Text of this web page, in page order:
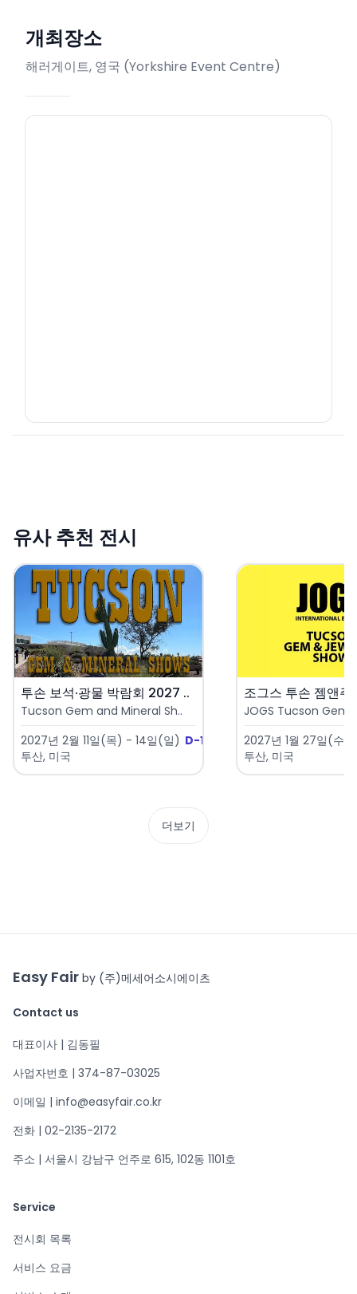
개최장소
해러게이트, 영국 (Yorkshire Event Centre)
유사 추천 전시
투손 보석·광물 박람회 2027 ..
Tucson Gem and Mineral Sh..
2027년 2월 11일(목) - 14일(일) D-188
투산, 미국
JOGS Tucson Gem
2027년 1월 27일(수
투산, 미국
더보기
Easy Fair by (주)메세어소시에이츠
Contact us
대표이사 | 김동필
사업자번호 | 374-87-03025
이메일 | info@easyfair.co.kr
전화 | 02-2135-2172
주소 | 서울시 강남구 언주로 615, 102동 1101호
Service
전시회 목록
서비스 요금